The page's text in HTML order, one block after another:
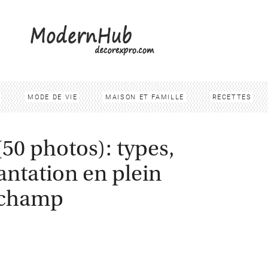
MODE DE VIE MAISON ET FAMILLE RECETTES
photos): types,
en plein